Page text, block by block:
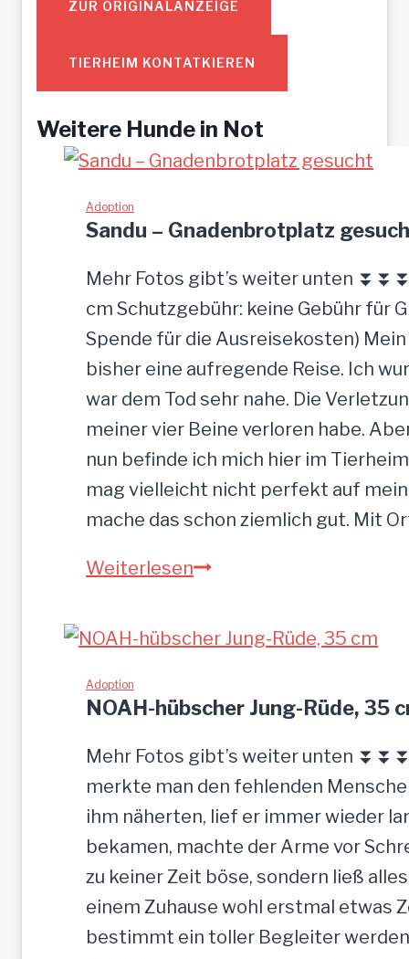
ZUR ORIGINALANZEIGE
TIERHEIM KONTATKIEREN
Weitere Hunde in Not
Adoption
Sandu – Gnadenbrotplatz
Mehr Fotos gibt’s weiter unten
cm Schutzgebühr: keine Gebühr für
Spende für die Ausreisekosten)
bisher eine aufregende Reise. Ich
war dem Tod sehr nahe. Die
meiner vier Beine verloren habe.
nun befinde ich mich hier im
mag vielleicht nicht perfekt auf
mache das schon ziemlich gut. Mit
WeiterlesenS
n
–
G
n
a
d
e
n
b
Adoption
NOAH-hübscher Jung-Rüde, 35
Mehr Fotos gibt’s weiter unten
merkte man den fehlenden
ihm näherten, lief er immer wieder
bekamen, machte der Arme vor
zu keiner Zeit böse, sondern ließ
einem Zuhause wohl erstmal etwas
bestimmt ein toller Begleiter